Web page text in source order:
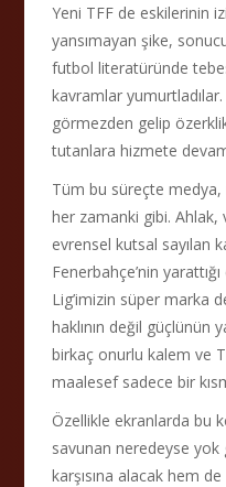
Yeni TFF de eskilerinin
yansımayan şike,
futbol literatüründe
kavramlar yumurtladılar.
görmezden gelip
tutanlara hizmete
Tüm bu süreçte
her zamanki gibi. Ahlak,
evrensel kutsal sayılan
Fenerbahçe’nin
Lig’imizin süper marka
haklının değil güçlünün
birkaç onurlu kalem ve
maalesef sadece bir
Özellikle ekranlarda bu
savunan neredeyse yok
karşısına alacak hem